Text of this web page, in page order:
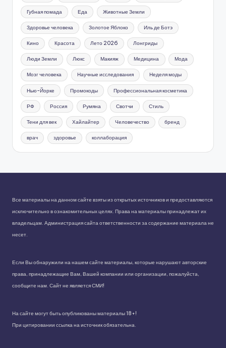
Губная помада Еда Животные Земли
Здоровье человека Золотое Яблоко Иль де Ботэ
Кино Красота Лето 2026 Лонгриды
Люди Земли Люкс Макияж Медицина Мода
Мозг человека Научные исследования Неделя моды
Нью-Йорке Промокоды Профессиональная косметика
РФ Россия Румяна Свотчи Стиль
Тени для век Хайлайтер Человечество бренд
врач здоровье коллаборация
Все материалы на данном сайте взяты из открытых источников и предоставляются
исключительно в ознакомительных целях. Права на материалы принадлежат их
владельцам. Администрация сайта ответственности за содержание материала не
несет.
Если Вы обнаружили на нашем сайте материалы, которые нарушают авторские
права, принадлежащие Вам, Вашей компании или организации, пожалуйста,
сообщите нам. Сайт не является СМИ!
На сайте могут быть опубликованы материалы 18+!
При цитировании ссылка на источник обязательна.